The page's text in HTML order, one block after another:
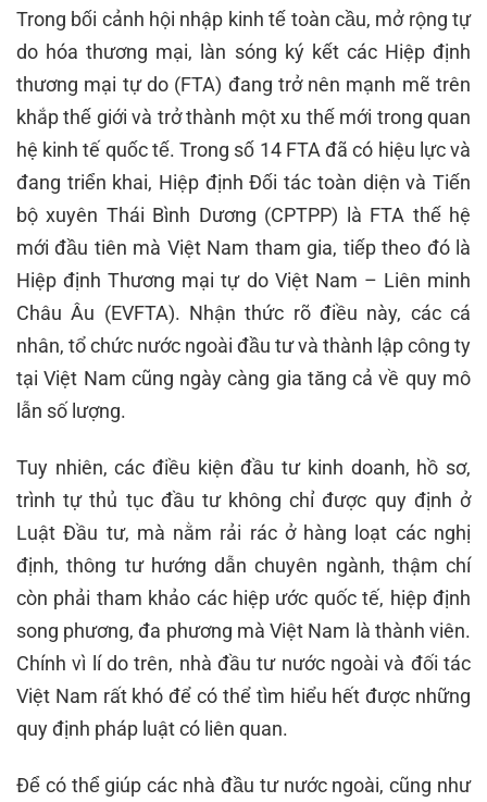
Trong bối cảnh hội nhập kinh tế toàn cầu, mở rộng tự
do hóa thương mại, làn sóng ký kết các Hiệp định
thương mại tự do (FTA) đang trở nên mạnh mẽ trên
khắp thế giới và trở thành một xu thế mới trong quan
hệ kinh tế quốc tế. Trong số 14 FTA đã có hiệu lực và
đang triển khai, Hiệp định Đối tác toàn diện và Tiến
bộ xuyên Thái Bình Dương (CPTPP) là FTA thế hệ
mới đầu tiên mà Việt Nam tham gia, tiếp theo đó là
Hiệp định Thương mại tự do Việt Nam – Liên minh
Châu Âu (EVFTA). Nhận thức rõ điều này, các cá
nhân, tổ chức nước ngoài đầu tư và thành lập công ty
tại Việt Nam cũng ngày càng gia tăng cả về quy mô
lẫn số lượng.
Tuy nhiên, các điều kiện đầu tư kinh doanh, hồ sơ,
trình tự thủ tục đầu tư không chỉ được quy định ở
Luật Đầu tư, mà nằm rải rác ở hàng loạt các nghị
định, thông tư hướng dẫn chuyên ngành, thậm chí
còn phải tham khảo các hiệp ước quốc tế, hiệp định
song phương, đa phương mà Việt Nam là thành viên.
Chính vì lí do trên, nhà đầu tư nước ngoài và đối tác
Việt Nam rất khó để có thể tìm hiểu hết được những
quy định pháp luật có liên quan.
Để có thể giúp các nhà đầu tư nước ngoài, cũng như